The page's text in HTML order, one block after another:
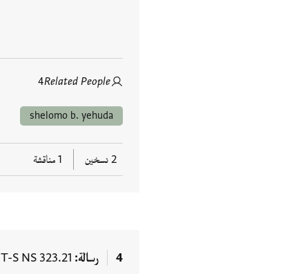
Related People
4
shelomo b. yehuda
2 نسخين 1 مناقشة
4 رسالة T-S NS 323.21